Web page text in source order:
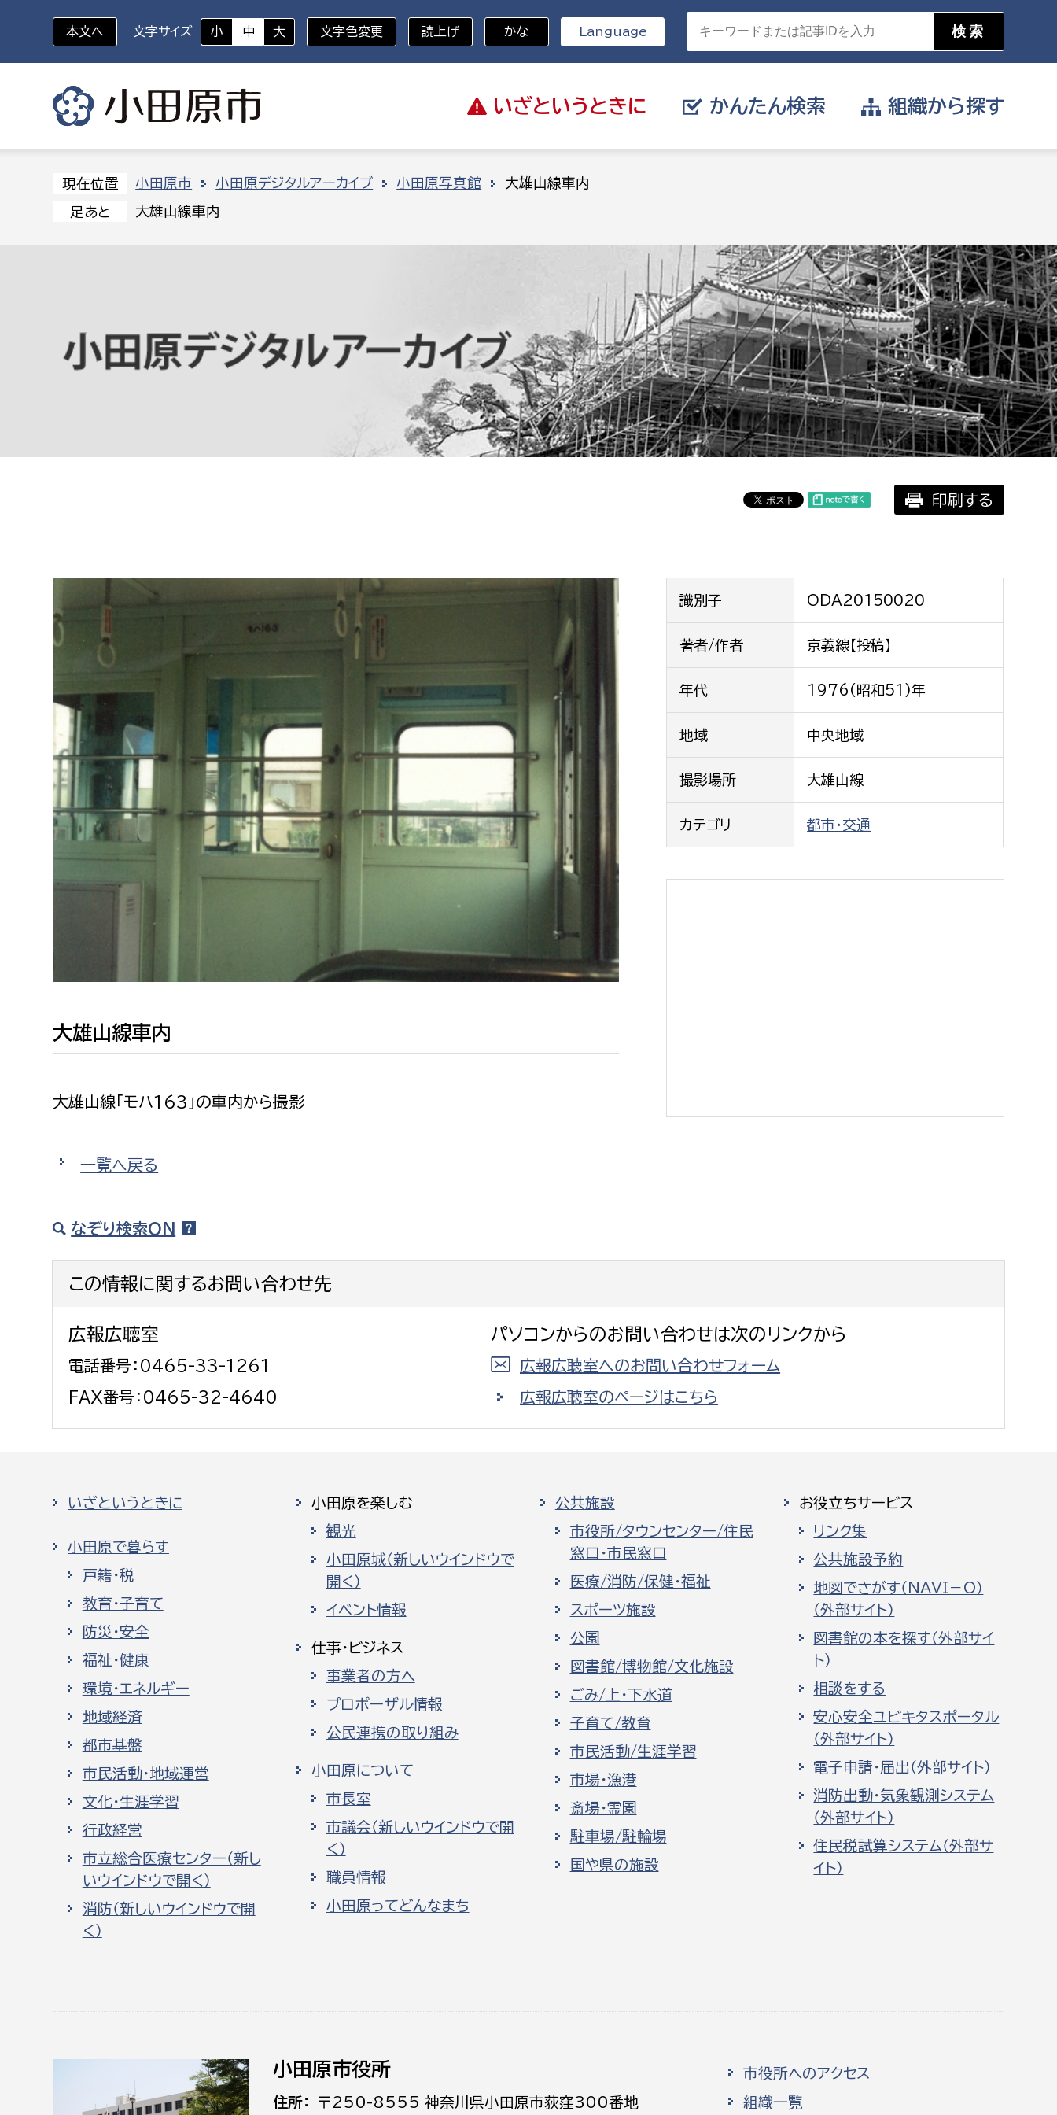
いざと いうときに
いざというときに
防災・ハザードマップ 避難場所 消防
かんたん検索
対象者を選択
高校生・大学生など
妊産婦
傷病者
事業者
労働者
求職者
外国人
ペット
分野を選択
防災・安全
福祉・健康
環境・エネルギー
行政経営
観光
消防
病院
届け出や申請をしたい
証明書がほしい
相談をしたい
支払いをしたい
働きたい
遊びたい
イベント・講座などに参加したい
まちづくりに関わりたい
組織から探す
組織から探す
部に属さない室
デジタル推進課
財産管理課
契約検査課
市税総務課
市民税課
資産税課
事業課
図書館
スポーツ課
小田原城総合管理事務所
環境政策課
福祉政策課
生活援護課
高齢介護課
障がい福祉課
保険課
健康づくり課
子ども若者部
子ども政策課
子ども若者支援課
保育課
経済部
産業政策課
観光課
農政課
水産海浜課
都市部
都市計画課
地域交通課
建築指導課
開発審査課
建設部
みどり公園課
患者サポートセンター
病院管理局：経営管理課
上下水道局
給排水業務課
水道整備課
下水道整備課
教育指導課
農業委員会事務局
農業委員会事務局
本文へ 文字サイズ 小 中 大 文字色変更 読上げ かな Language
現在位置 小田原市 小田原デジタルアーカイブ 小田原写真館 大雄山線車内
足あと 大雄山線車内
印刷する
大雄山線車内
大雄山線「モハ163」の車内から撮影
識別子 ODA20150020
著者/作者 京義線【投稿】
年代 1976(昭和51)年
地域 中央地域
撮影場所 大雄山線
カテゴリ 都市・交通
一覧へ戻る
なぞり検索ON
この情報に関するお問い合わせ先
広報広聴室
電話番号：0465-33-1261
FAX番号：0465-32-4640
パソコンからのお問い合わせは次のリンクから
広報広聴室へのお問い合わせフォーム
広報広聴室のページはこちら
いざというときに
小田原で暮らす
戸籍・税
教育・子育て
防災・安全
福祉・健康
環境・エネルギー
地域経済
都市基盤
市民活動・地域運営
文化・生涯学習
行政経営
市立総合医療センター（新し
いウインドウで開く）
消防（新しいウインドウで開
く）
小田原を楽しむ
観光
小田原城（新しいウインドウで
開く）
イベント情報
仕事・ビジネス
事業者の方へ
プロポーザル情報
公民連携の取り組み
小田原について
市長室
市議会（新しいウインドウで開
く）
職員情報
小田原ってどんなまち
公共施設
市役所/タウンセンター/住民
窓口・市民窓口
医療/消防/保健・福祉
スポーツ施設
公園
図書館/博物館/文化施設
ごみ/上・下水道
子育て/教育
市民活動/生涯学習
市場・漁港
斎場・霊園
駐車場/駐輪場
国や県の施設
お役立ちサービス
リンク集
公共施設予約
地図でさがす（NAVI－O）
（外部サイト）
図書館の本を探す（外部サイ
ト）
相談をする
安心安全ユビキタスポータル
（外部サイト）
電子申請・届出（外部サイト）
消防出動・気象観測システム
（外部サイト）
住民税試算システム（外部サ
イト）
小田原市役所
住所 〒250-8555 神奈川県小田原市荻窪300番地
市役所へのアクセス
組織一覧